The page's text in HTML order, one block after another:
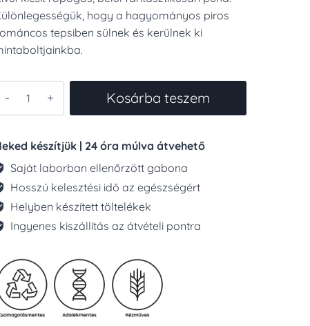
hogy a hagyományos piros
tepsiben sülnek és kerülnek ki
TEPSIS
Kosárba teszem
készítjük | 24 óra múlva átvehető
Saját laborban ellenőrzött gabona
Hosszú kelesztési idő az egészségért
Helyben készített töltelékek
Ingyenes kiszállítás az átvételi pontra